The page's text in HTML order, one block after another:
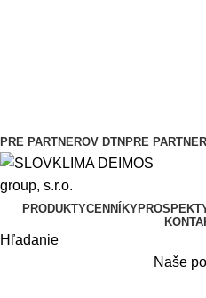
PRE PARTNEROV DTN PRE
PRODUKTYCENNÍKY
Hľadanie
Naše